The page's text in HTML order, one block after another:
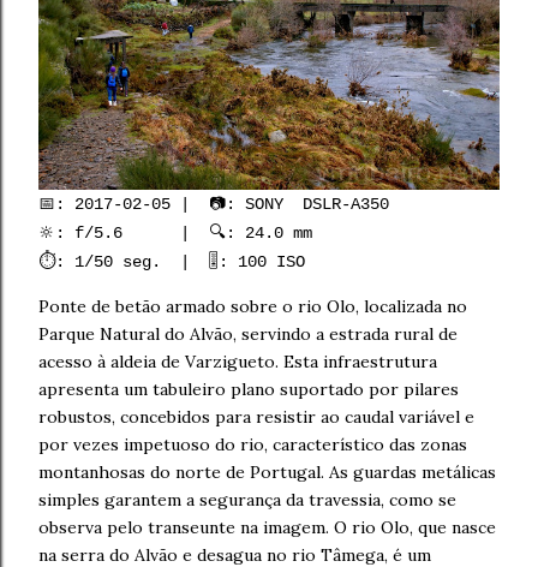
📅: 2017-02-05 | 📷: SONY DSLR-A350
🔆: f/5.6 | 🔍: 24.0 mm
⏱️: 1/50 seg. | 🎚️: 100 ISO
Ponte de betão armado sobre o rio Olo, localizada no
Parque Natural do Alvão, servindo a estrada rural de
acesso à aldeia de Varzigueto. Esta infraestrutura
apresenta um tabuleiro plano suportado por pilares
robustos, concebidos para resistir ao caudal variável e
por vezes impetuoso do rio, característico das zonas
montanhosas do norte de Portugal. As guardas metálicas
simples garantem a segurança da travessia, como se
observa pelo transeunte na imagem. O rio Olo, que nasce
na serra do Alvão e desagua no rio Tâmega, é um